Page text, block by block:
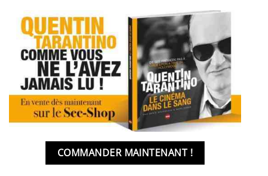
COMMANDER MAINTENANT !